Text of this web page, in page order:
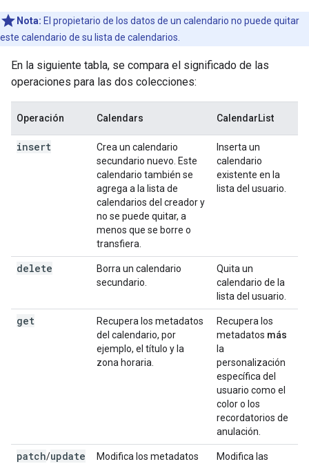
Nota: El propietario de los datos de un calendario no puede quitar
este calendario de su lista de calendarios.
En la siguiente tabla, se compara el significado de las
operaciones para las dos colecciones:
Operación Calendars CalendarList
insert
Crea un calendario
secundario nuevo. Este
calendario también se
agrega a la lista de
calendarios del creador y
no se puede quitar, a
menos que se borre o
transfiera.
Inserta un
calendario
existente en la
lista del usuario.
delete
Borra un calendario
secundario.
Quita un
calendario de la
lista del usuario.
get
Recupera los metadatos
del calendario, por
ejemplo, el título y la
zona horaria.
Recupera los
metadatos más
la
personalización
específica del
usuario como el
color o los
recordatorios de
anulación.
patch/update
Modifica los metadatos
Modifica las